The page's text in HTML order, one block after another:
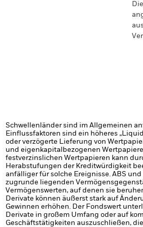
Schwellenländer sind im Allgemeinen
Einflussfaktoren sind ein höheres
oder verzögerte Lieferung von
und eigenkapitalbezogenen
festverzinslichen Wertpapieren kann
Herabstufungen der Kreditwürdigkeit
anfälliger für solche Ereignisse. ABS
zugrunde liegenden
Vermögenswerten, auf denen sie
Derivate können äußerst stark auf
Gewinnen erhöhen. Der Fondswert
Derivate in großem Umfang oder auf
Geschäftstätigkeiten auszuschließen,